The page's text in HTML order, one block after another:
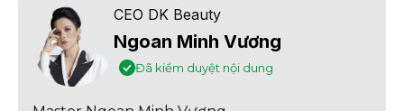
CEO DK Beauty
Ngoan Minh Vương
Đã kiểm duyệt nội dung